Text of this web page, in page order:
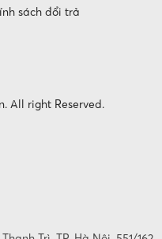
sách đổi trả
All right Reserved.